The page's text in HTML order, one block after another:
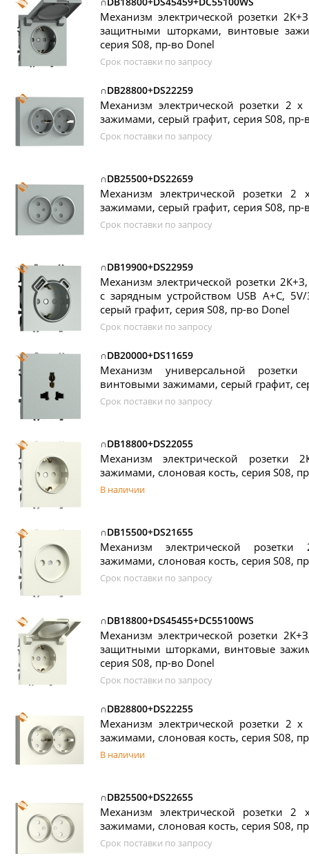
Механизм электрической розетки
защитными шторками, винтовые
серия S08, пр-во Donel
Срок поставки по запросу
∩DB28800+DS22259
Механизм электрической розетки 2
зажимами, серый графит, серия S08, пр-
Срок поставки по запросу
∩DB25500+DS22659
Механизм электрической розетки
зажимами, серый графит, серия S08, пр-
Срок поставки по запросу
∩DB19900+DS22959
Механизм электрической розетки
с зарядным устройством USB A+C,
серый графит, серия S08, пр-во Donel
Срок поставки по запросу
∩DB20000+DS11659
Механизм универсальной розетки
винтовыми зажимами, серый графит,
Срок поставки по запросу
∩DB18800+DS22055
Механизм электрической розетки
зажимами, слоновая кость, серия S08,
В наличии
∩DB15500+DS21655
Механизм электрической
зажимами, слоновая кость, серия S08,
Срок поставки по запросу
∩DB18800+DS45455+DC55100WS
Механизм электрической розетки
защитными шторками, винтовые
серия S08, пр-во Donel
Срок поставки по запросу
∩DB28800+DS22255
Механизм электрической розетки 2
зажимами, слоновая кость, серия S08,
В наличии
∩DB25500+DS22655
Механизм электрической розетки
зажимами, слоновая кость, серия S08,
Срок поставки по запросу